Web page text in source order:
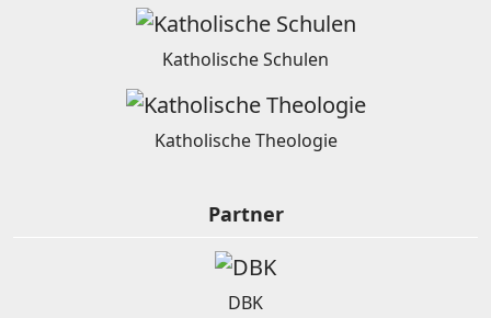
Katholische Schulen
Katholische Theologie
Partner
DBK